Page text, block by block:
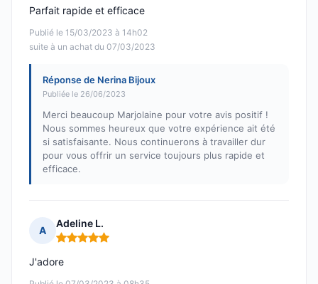
Publié le 15/03/2023 à 14h02
suite à un achat du 07/03/2023
Parfait rapide et efficace
Réponse de Nerina Bijoux
Publiée le 26/06/2023
Merci beaucoup Marjolaine pour votre avis positif !
Nous sommes heureux que votre expérience ait été
si satisfaisante. Nous continuerons à travailler dur
pour vous offrir un service toujours plus rapide et
efficace.
A
Adeline L.
Note : 5 sur 5
J'adore